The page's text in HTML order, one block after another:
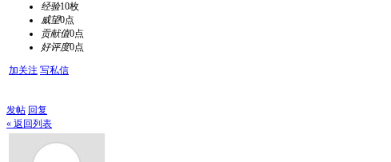
经验10枚
威望0点
贡献值0点
好评度0点
加关注 写私信
发帖 回复
« 返回列表